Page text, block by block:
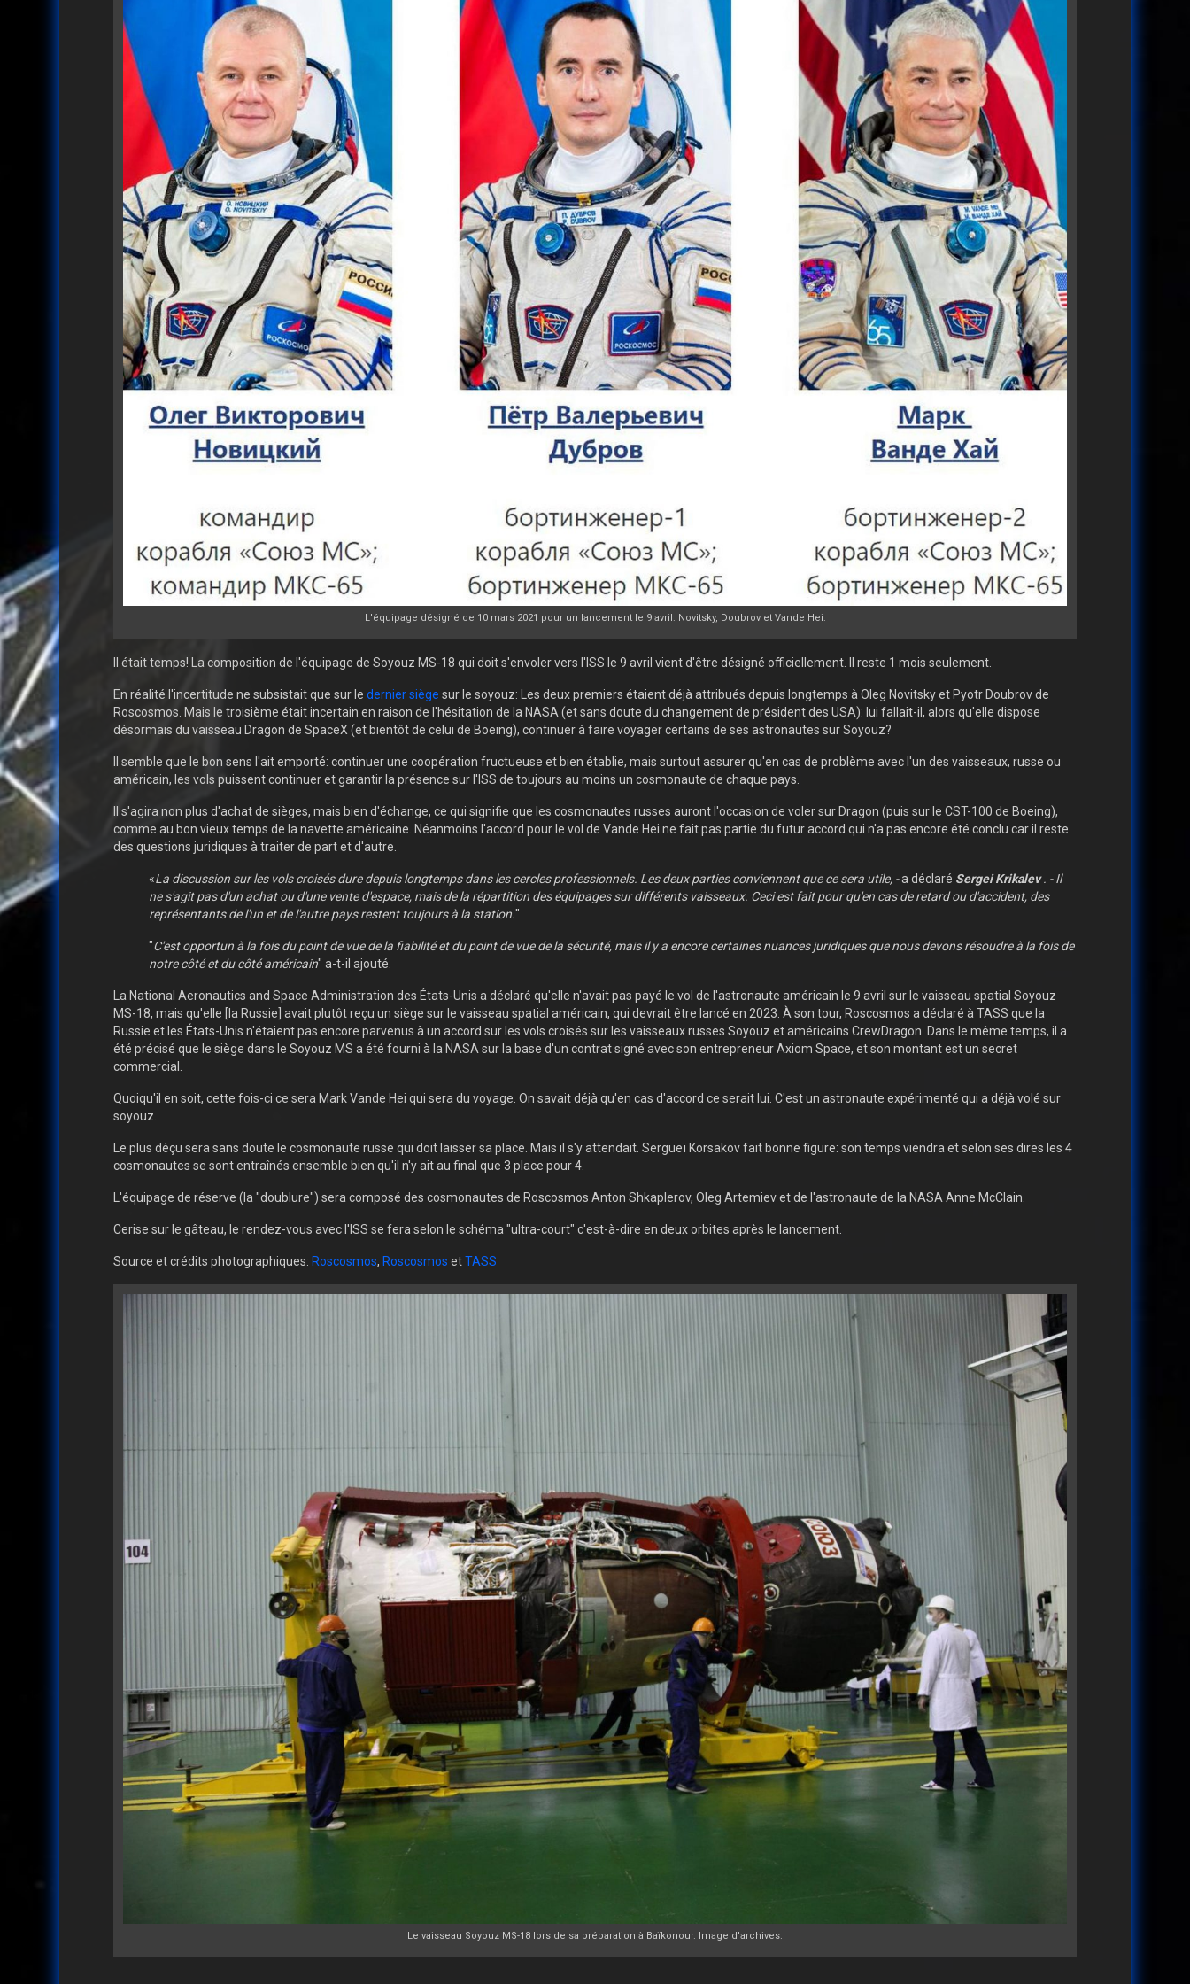
L'équipage désigné ce 10 mars 2021 pour un lancement le 9 avril: Novitsky, Doubrov et Vande Hei.
Il était temps! La composition de l'équipage de Soyouz MS-18 qui doit s'envoler vers l'ISS le 9 avril vient d'être désigné officiellement. Il reste 1 mois seulement.
En réalité l'incertitude ne subsistait que sur le dernier siège sur le soyouz: Les deux premiers étaient déjà attribués depuis longtemps à Oleg Novitsky et Pyotr Doubrov de
Roscosmos. Mais le troisième était incertain en raison de l'hésitation de la NASA (et sans doute du changement de président des USA): lui fallait-il, alors qu'elle dispose
désormais du vaisseau Dragon de SpaceX (et bientôt de celui de Boeing), continuer à faire voyager certains de ses astronautes sur Soyouz?
Il semble que le bon sens l'ait emporté: continuer une coopération fructueuse et bien établie, mais surtout assurer qu'en cas de problème avec l'un des vaisseaux, russe ou
américain, les vols puissent continuer et garantir la présence sur l'ISS de toujours au moins un cosmonaute de chaque pays.
Il s'agira non plus d'achat de sièges, mais bien d'échange, ce qui signifie que les cosmonautes russes auront l'occasion de voler sur Dragon (puis sur le CST-100 de Boeing),
comme au bon vieux temps de la navette américaine. Néanmoins l'accord pour le vol de Vande Hei ne fait pas partie du futur accord qui n'a pas encore été conclu car il reste
des questions juridiques à traiter de part et d'autre.
«La discussion sur les vols croisés dure depuis longtemps dans les cercles professionnels. Les deux parties conviennent que ce sera utile, -a déclaré Sergei Krikalev. - Il
ne s'agit pas d'un achat ou d'une vente d'espace, mais de la répartition des équipages sur différents vaisseaux. Ceci est fait pour qu'en cas de retard ou d'accident, des
représentants de l'un et de l'autre pays restent toujours à la station."
"C'est opportun à la fois du point de vue de la fiabilité et du point de vue de la sécurité, mais il y a encore certaines nuances juridiques que nous devons résoudre à la fois de
notre côté et du côté américain" a-t-il ajouté.
La National Aeronautics and Space Administration des États-Unis a déclaré qu'elle n'avait pas payé le vol de l'astronaute américain le 9 avril sur le vaisseau spatial Soyouz
MS-18, mais qu'elle [la Russie] avait plutôt reçu un siège sur le vaisseau spatial américain, qui devrait être lancé en 2023. À son tour, Roscosmos a déclaré à TASS que la
Russie et les États-Unis n'étaient pas encore parvenus à un accord sur les vols croisés sur les vaisseaux russes Soyouz et américains CrewDragon. Dans le même temps, il a
été précisé que le siège dans le Soyouz MS a été fourni à la NASA sur la base d'un contrat signé avec son entrepreneur Axiom Space, et son montant est un secret
commercial.
Quoiqu'il en soit, cette fois-ci ce sera Mark Vande Hei qui sera du voyage. On savait déjà qu'en cas d'accord ce serait lui. C'est un astronaute expérimenté qui a déjà volé sur
soyouz.
Le plus déçu sera sans doute le cosmonaute russe qui doit laisser sa place. Mais il s'y attendait. Sergueï Korsakov fait bonne figure: son temps viendra et selon ses dires les 4
cosmonautes se sont entraînés ensemble bien qu'il n'y ait au final que 3 place pour 4.
L'équipage de réserve (la "doublure") sera composé des cosmonautes de Roscosmos Anton Shkaplerov, Oleg Artemiev et de l'astronaute de la NASA Anne McClain.
Cerise sur le gâteau, le rendez-vous avec l'ISS se fera selon le schéma "ultra-court" c'est-à-dire en deux orbites après le lancement.
Source et crédits photographiques: Roscosmos, Roscosmos etTASS
Le vaisseau Soyouz MS-18 lors de sa préparation à Baïkonour. Image d'archives.